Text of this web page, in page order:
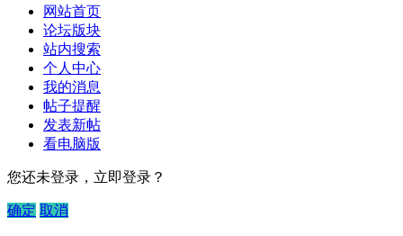
网站首页
论坛版块
站内搜索
个人中心
我的消息
帖子提醒
发表新帖
看电脑版
您还未登录，立即登录？
确定 取消